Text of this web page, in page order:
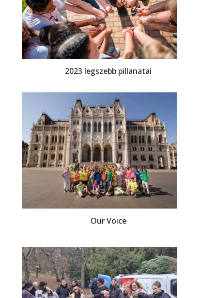
2023 legszebb pillanatai
Our Voice